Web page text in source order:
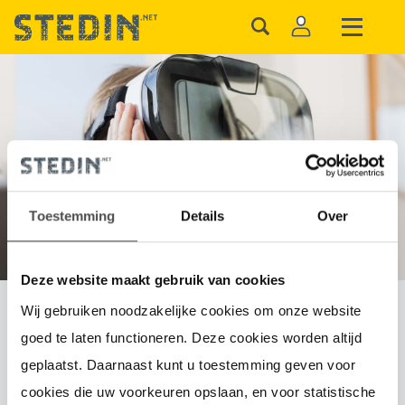
Toestemming Details Over
Deze website maakt gebruik van cookies
Wij gebruiken noodzakelijke cookies om onze website
goed te laten functioneren. Deze cookies worden altijd
geplaatst. Daarnaast kunt u toestemming geven voor
cookies die uw voorkeuren opslaan, en voor statistische
VEELGESTELDE
VRAGEN
Kan ik als bedrijf zelf bepalen wie
mijn meetbedrijf is?